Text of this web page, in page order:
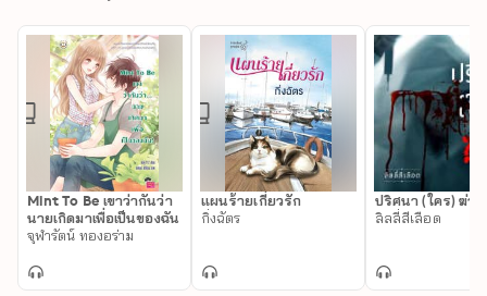
Mint To Be เขาว่ากันว่า
นายเกิดมาเพื่อเป็นของฉัน
จุฬารัตน์ ทองอร่าม
แผนร้ายเกี่ยวรัก
กิ่งฉัตร
ปริศนา (ใคร) ฆ่า
ลิลลี่สีเลือด